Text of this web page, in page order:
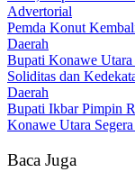
Advertorial
Pemda Konut
Daerah
Bupati Konawe Utara
Soliditas dan
Daerah
Bupati Ikbar Pimpin
Konawe Utara
Baca Juga